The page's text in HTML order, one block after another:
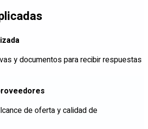
y documentos para recibir respuestas
de oferta y calidad de